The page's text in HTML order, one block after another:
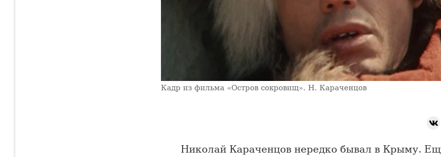
Кадр из фильма «Остров сокровищ». Н. Караченцов
Николай Караченцов нередко бывал в Крыму.